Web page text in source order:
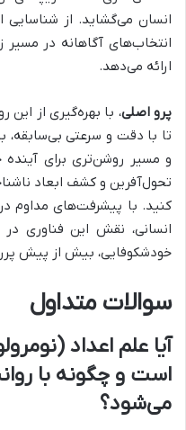
انسان می‌گشاید. از شناسایی
انتخاب‌های آگاهانه در مسیر
ارائه می‌دهد.
پرو اصلی، با بهره‌گیری از
تا با دقت و سرعتی
و مسیر روشن‌تری برای آینده
تحول‌آفرین و کشف ابعاد
کنید. با پیشرفت‌های مداوم
انسانی، نقش این فناوری
خودشکوفایی، بیش از پیش
سوالات متداول
آیا علم اعداد
است و چگونه با
می‌شود؟